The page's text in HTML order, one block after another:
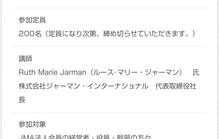
参加定員
200名（定員になり次第、締め切らせていただきます。）
講師
Ruth Marie Jarman（ルース･マリー・ジャーマン） 氏
株式会社ジャーマン・インターナショナル 代表取締役社
長
参加対象